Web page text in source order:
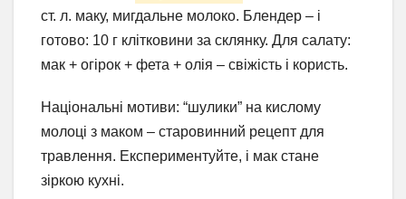
ст. л. маку, мигдальне молоко. Блендер – і
готово: 10 г клітковини за склянку. Для салату:
мак + огірок + фета + олія – свіжість і користь.
Національні мотиви: “шулики” на кислому
молоці з маком – старовинний рецепт для
травлення. Експериментуйте, і мак стане
зіркою кухні.